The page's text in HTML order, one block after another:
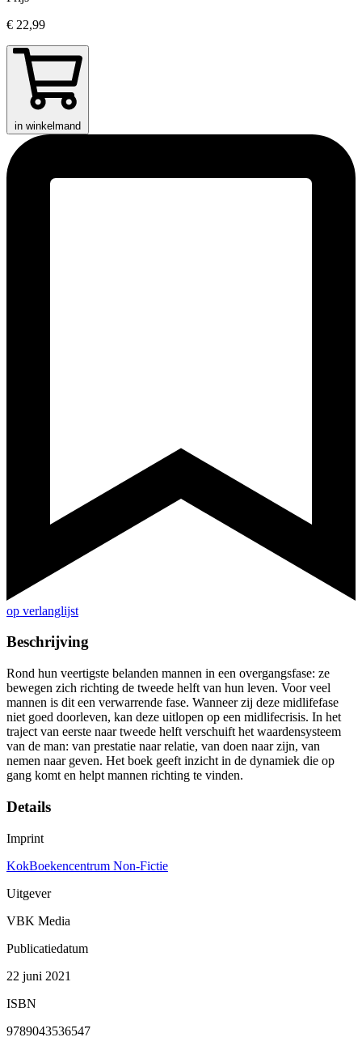
€ 22,99
in winkelmand
op verlanglijst
Beschrijving
Rond hun veertigste belanden mannen in een overgangsfase: ze
bewegen zich richting de tweede helft van hun leven. Voor veel
mannen is dit een verwarrende fase. Wanneer zij deze midlifefase
niet goed doorleven, kan deze uitlopen op een midlifecrisis. In het
traject van eerste naar tweede helft verschuift het waardensysteem
van de man: van prestatie naar relatie, van doen naar zijn, van
nemen naar geven. Het boek geeft inzicht in de dynamiek die op
gang komt en helpt mannen richting te vinden.
Details
Imprint
KokBoekencentrum Non-Fictie
Uitgever
VBK Media
Publicatiedatum
22 juni 2021
ISBN
9789043536547